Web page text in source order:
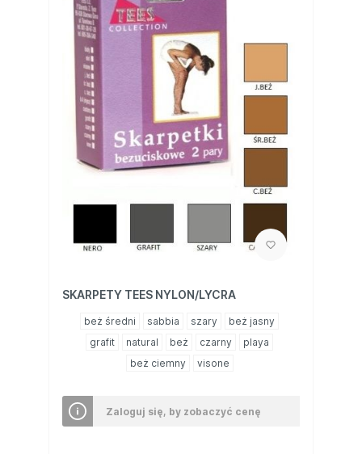
SKARPETY TEES NYLON/LYCRA
beż średni sabbia szary
beż jasny
grafit
natural beż czarny
playa
beż ciemny
visone
Zaloguj się, by zobaczyć cenę